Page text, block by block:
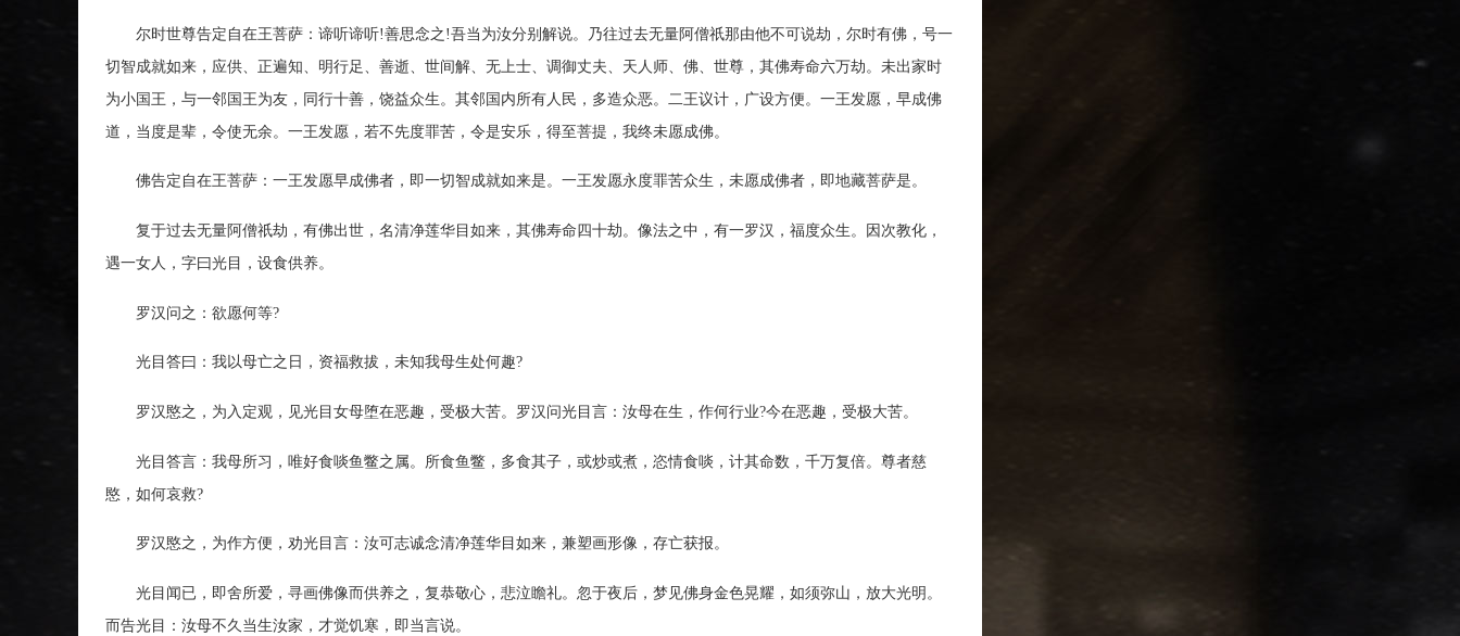
尔时世尊告定自在王菩萨：谛听谛听!善思念之!吾当为汝分别解说。乃往过去无量阿僧祇那由他不可说劫，尔时有佛，号一
切智成就如来，应供、正遍知、明行足、善逝、世间解、无上士、调御丈夫、天人师、佛、世尊，其佛寿命六万劫。未出家时
为小国王，与一邻国王为友，同行十善，饶益众生。其邻国内所有人民，多造众恶。二王议计，广设方便。一王发愿，早成佛
道，当度是辈，令使无余。一王发愿，若不先度罪苦，令是安乐，得至菩提，我终未愿成佛。
佛告定自在王菩萨：一王发愿早成佛者，即一切智成就如来是。一王发愿永度罪苦众生，未愿成佛者，即地藏菩萨是。
复于过去无量阿僧祇劫，有佛出世，名清净莲华目如来，其佛寿命四十劫。像法之中，有一罗汉，福度众生。因次教化，
遇一女人，字曰光目，设食供养。
罗汉问之：欲愿何等?
光目答曰：我以母亡之日，资福救拔，未知我母生处何趣?
罗汉愍之，为入定观，见光目女母堕在恶趣，受极大苦。罗汉问光目言：汝母在生，作何行业?今在恶趣，受极大苦。
光目答言：我母所习，唯好食啖鱼鳖之属。所食鱼鳖，多食其子，或炒或煮，恣情食啖，计其命数，千万复倍。尊者慈
愍，如何哀救?
罗汉愍之，为作方便，劝光目言：汝可志诚念清净莲华目如来，兼塑画形像，存亡获报。
光目闻已，即舍所爱，寻画佛像而供养之，复恭敬心，悲泣瞻礼。忽于夜后，梦见佛身金色晃耀，如须弥山，放大光明。
而告光目：汝母不久当生汝家，才觉饥寒，即当言说。